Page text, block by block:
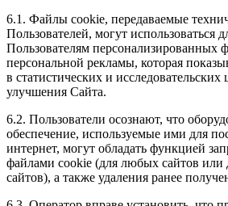
6.1. Файлы cookie, передаваемые
Пользователей, могут использоваться
Пользователям персонализированных
персональной рекламы, которая
в статистических и исследовательских
улучшения Сайта.
6.2. Пользователи осознают, что
обеспечение, используемые ими для
интернет, могут обладать функцией
файлами cookie (для любых сайтов или
сайтов), а также удаления ранее